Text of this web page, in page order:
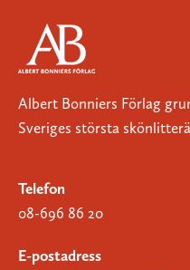
Albert Bonniers Förlag
Sveriges största
Telefon
08-696 86 20
E-postadress